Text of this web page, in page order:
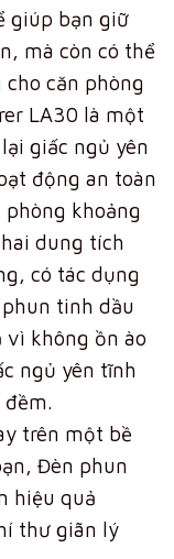
giúp bạn giữ
mà còn có thể
căn phòng
LA30 là một
giấc ngủ yên
động an toàn
khoảng
dung tích
có tác dụng
tinh dầu
vì không ồn ào
ngủ yên tĩnh
trên một bề
Đèn phun
hiệu quả
thư giãn lý